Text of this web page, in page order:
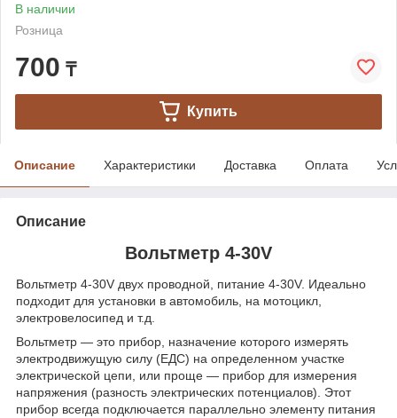
В наличии
Розница
700 ₸
Купить
Описание Характеристики Доставка Оплата
Описание
Вольтметр 4-30V
Вольтметр 4-30V двух проводной, питание 4-30V. Идеально
подходит для установки в автомобиль, на мотоцикл,
электровелосипед и т.д.
Вольтметр — это прибор, назначение которого измерять
электродвижущую силу (ЕДС) на определенном участке
электрической цепи, или проще — прибор для измерения
напряжения (разность электрических потенциалов). Этот
прибор всегда подключается параллельно элементу питания